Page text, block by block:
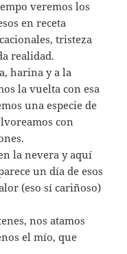
veremos los
en receta
tristeza
realidad.
harina y a la
la vuelta con esa
una especie de
con
la nevera y aquí
un día de esos
(eso sí cariñoso)
nos atamos
el mío, que